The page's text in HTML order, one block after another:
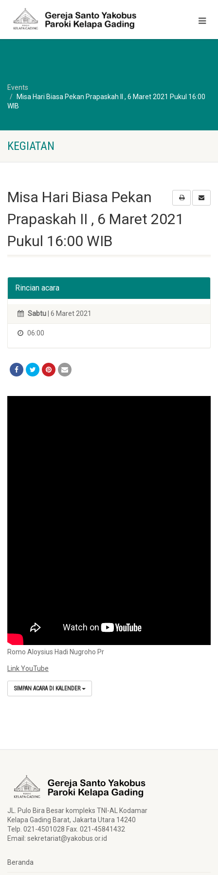
Events
Misa Hari Biasa Pekan Prapaskah II , 6 Maret 2021 Pukul 16:00
WIB
KEGIATAN
Misa Hari Biasa Pekan
Prapaskah II , 6 Maret 2021
Pukul 16:00 WIB
Rincian acara
Sabtu | 6 Maret 2021
06:00
Romo Aloysius Hadi Nugroho Pr
Link YouTube
SIMPAN ACARA DI KALENDER
JL. Pulo Bira Besar kompleks TNI-AL Kodamar
Kelapa Gading Barat, Jakarta Utara 14240
Telp. 021-4501028 Fax. 021-45841432
Email: sekretariat@yakobus.or.id
Beranda